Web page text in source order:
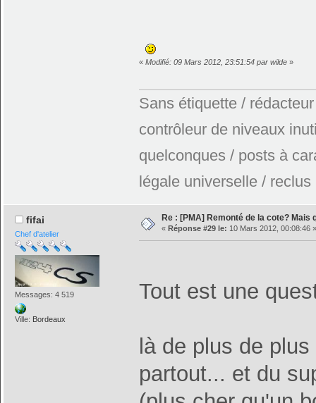
« Modifié: 09 Mars 2012, 23:51:54 par wilde»
Sans étiquette /
contrôleur de niveaux
quelconques / posts à
légale universelle / reclus
fifai
Chef d'atelier
Messages: 4 519
Ville: Bordeaux
Re : [PMA] Remonté de la cote? Mais
« Réponse #29 le: 10 Mars 2012, 00:08:46 »
Tout est une
là de plus de
partout... et du